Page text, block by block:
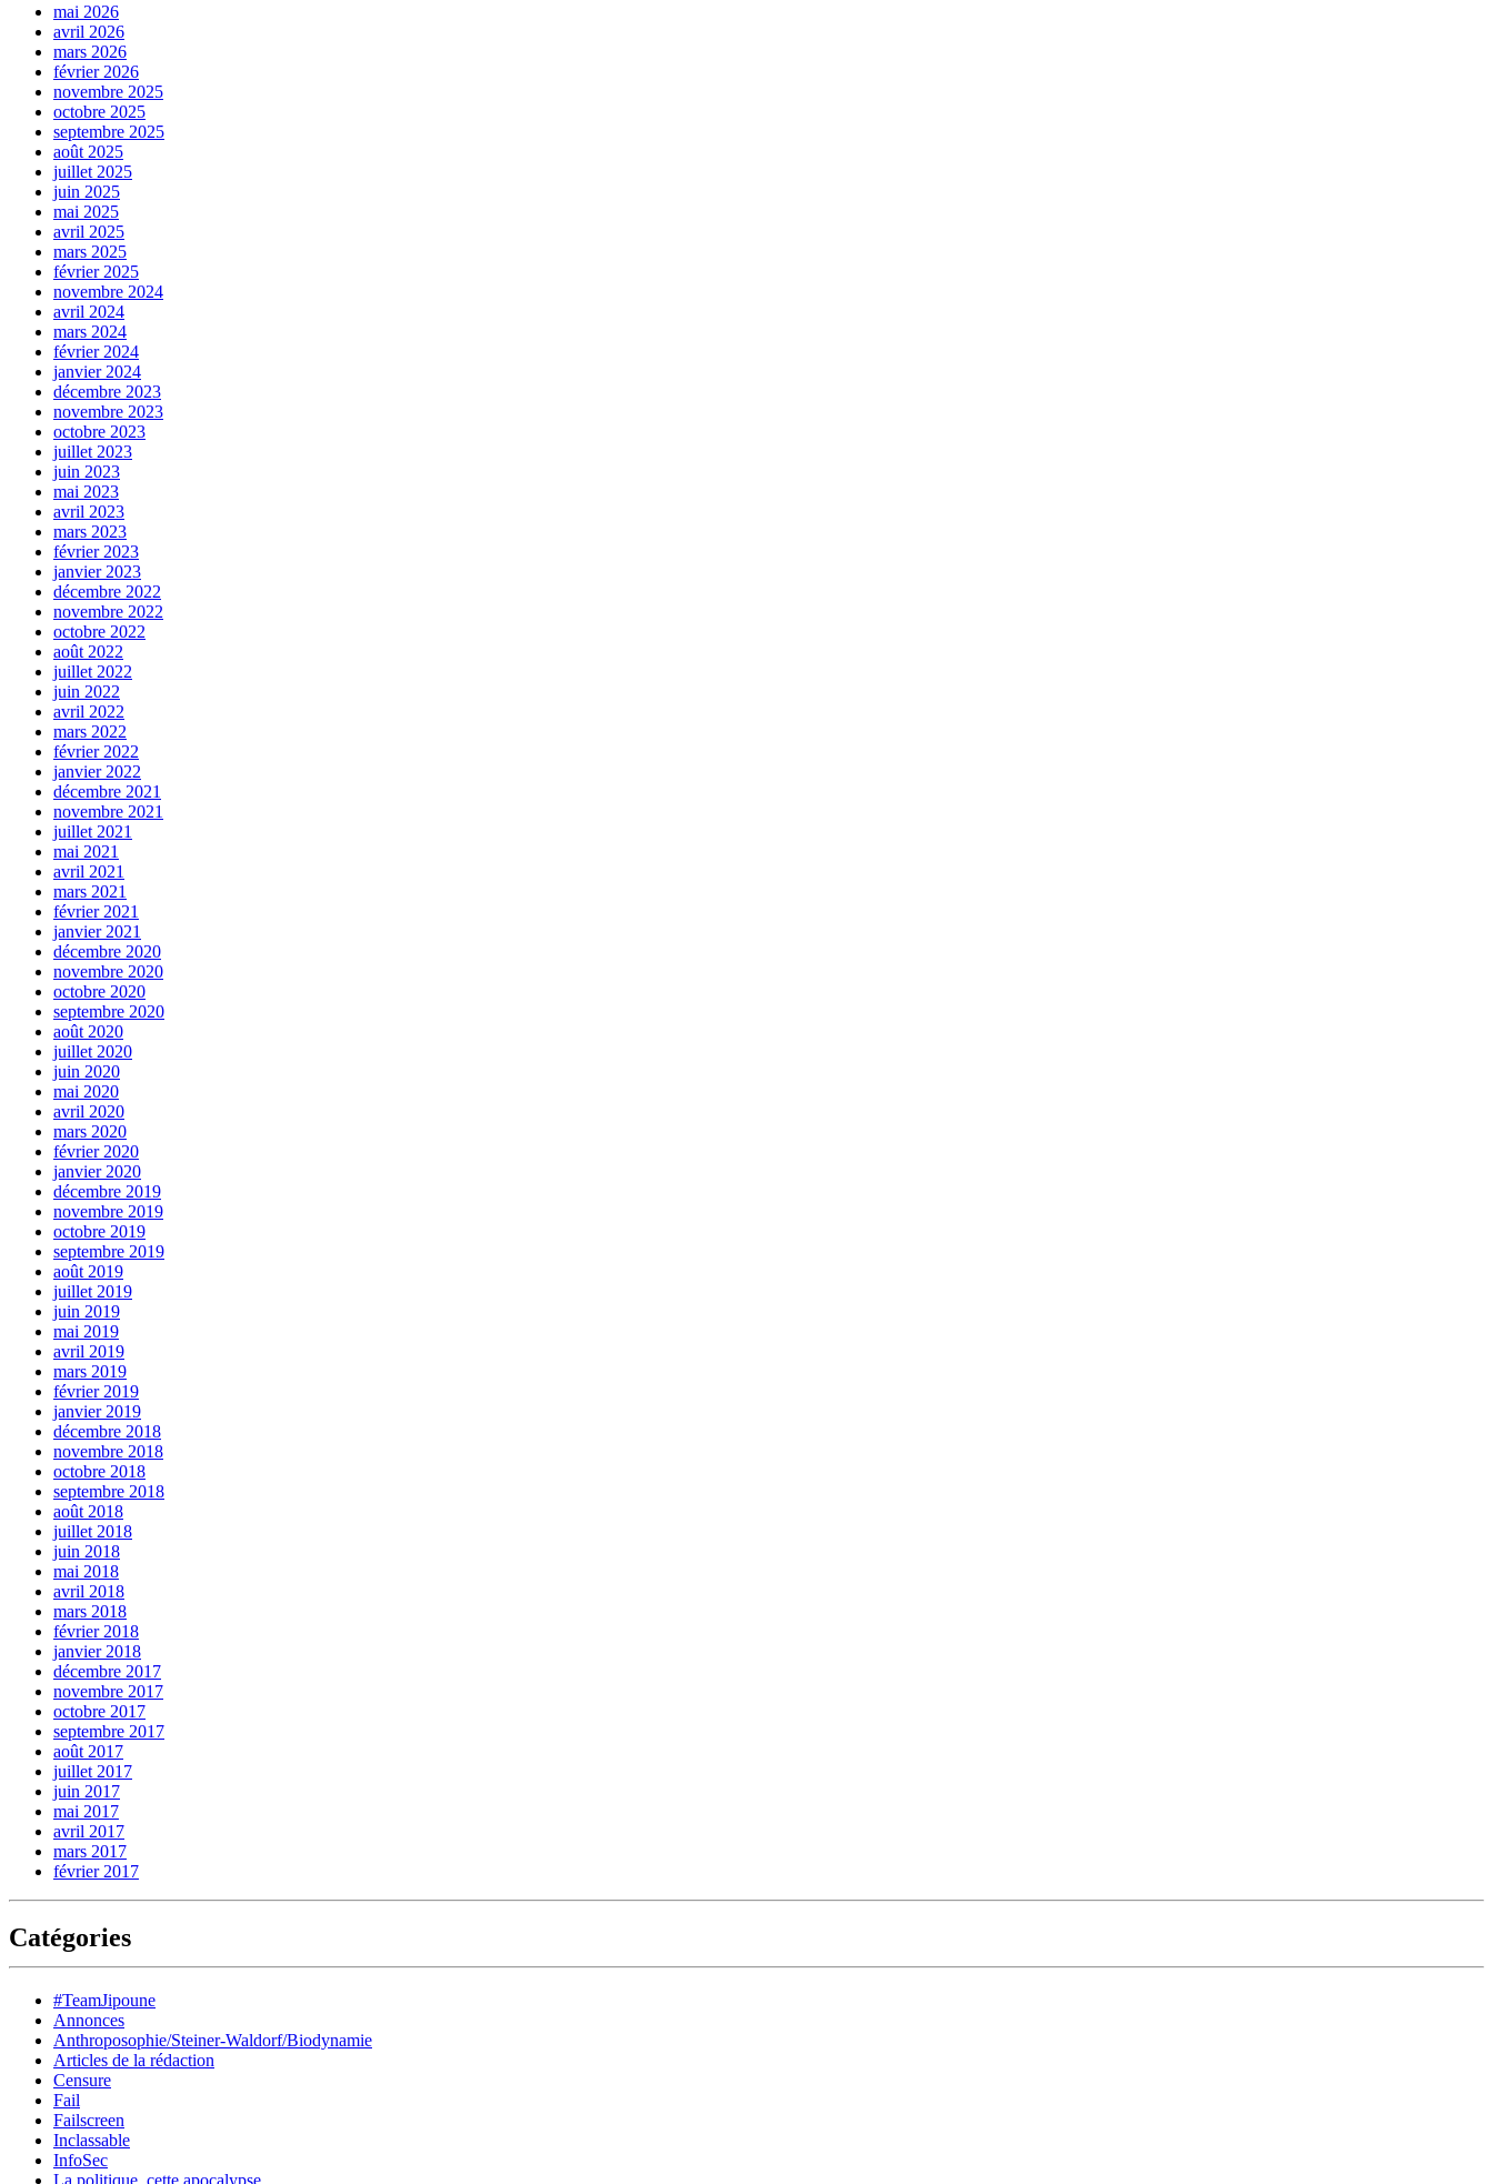
mai 2026
avril 2026
mars 2026
février 2026
novembre 2025
octobre 2025
septembre 2025
août 2025
juillet 2025
juin 2025
mai 2025
avril 2025
mars 2025
février 2025
novembre 2024
avril 2024
mars 2024
février 2024
janvier 2024
décembre 2023
novembre 2023
octobre 2023
juillet 2023
juin 2023
mai 2023
avril 2023
mars 2023
février 2023
janvier 2023
décembre 2022
novembre 2022
octobre 2022
août 2022
juillet 2022
juin 2022
avril 2022
mars 2022
février 2022
janvier 2022
décembre 2021
novembre 2021
juillet 2021
mai 2021
avril 2021
mars 2021
février 2021
janvier 2021
décembre 2020
novembre 2020
octobre 2020
septembre 2020
août 2020
juillet 2020
juin 2020
mai 2020
avril 2020
mars 2020
février 2020
janvier 2020
décembre 2019
novembre 2019
octobre 2019
septembre 2019
août 2019
juillet 2019
juin 2019
mai 2019
avril 2019
mars 2019
février 2019
janvier 2019
décembre 2018
novembre 2018
octobre 2018
septembre 2018
août 2018
juillet 2018
juin 2018
mai 2018
avril 2018
mars 2018
février 2018
janvier 2018
décembre 2017
novembre 2017
octobre 2017
septembre 2017
août 2017
juillet 2017
juin 2017
mai 2017
avril 2017
mars 2017
février 2017
Catégories
#TeamJipoune
Annonces
Anthroposophie/Steiner-Waldorf/Biodynamie
Articles de la rédaction
Censure
Fail
Failscreen
Inclassable
InfoSec